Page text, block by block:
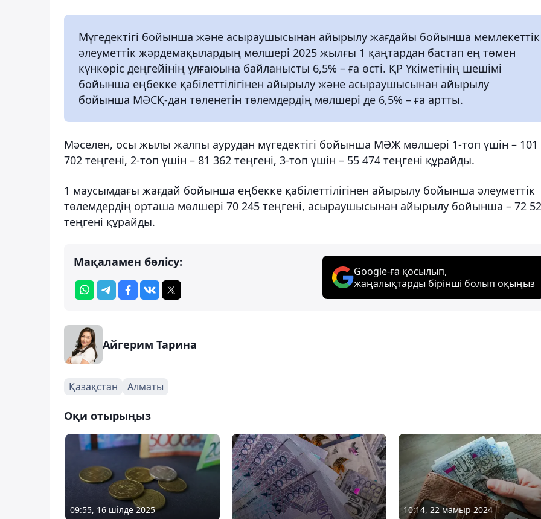
Мүгедектігі бойынша және асыраушысынан айырылу жағдайы бойынша мемлекеттік
әлеуметтік жәрдемақылардың мөлшері 2025 жылғы 1 қаңтардан бастап ең төмен
күнкөріс деңгейінің ұлғаюына байланысты 6,5% – ға өсті. ҚР Үкіметінің шешімі
бойынша еңбекке қабілеттілігінен айырылу және асыраушысынан айырылу
бойынша МӘСҚ-дан төленетін төлемдердің мөлшері де 6,5% – ға артты.
Мәселен, осы жылы жалпы аурудан мүгедектігі бойынша МӘЖ мөлшері 1-топ үшін – 101
702 теңгені, 2-топ үшін – 81 362 теңгені, 3-топ үшін – 55 474 теңгені құрайды.
1 маусымдағы жағдай бойынша еңбекке қабілеттілігінен айырылу бойынша әлеуметтік
төлемдердің орташа мөлшері 70 245 теңгені, асыраушысынан айырылу бойынша – 72
теңгені құрайды.
Мақаламен бөлісу:
Google-ға қосылып,
жаңалықтарды бірінші болып оқыңыз
Айгерим Тарина
Қазақстан Алматы
Оқи отырыңыз
09:55, 16 шілде 2025 10:14, 22 мамыр 2024